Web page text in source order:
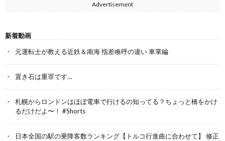
Advertisement
新着動画
元運転士が教える近鉄＆南海 指差喚呼の違い 車掌編
置き石は重罪です…
札幌からロンドンはほぼ電車で行けるの知ってる？ちょっと橋をかけ
るだけだよ〜！ #Shorts
日本全国の駅の乗降客数ランキング【トルコ行進曲に合わせて】 修正